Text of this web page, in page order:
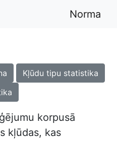
Norma
Kļūdu tipu statistika
korpusā
kļūdas, kas